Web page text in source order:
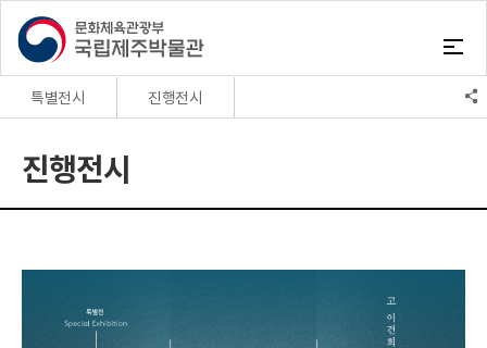
진행전시
특별전시
특별전시
옥외전시
실감영상실
진행전시